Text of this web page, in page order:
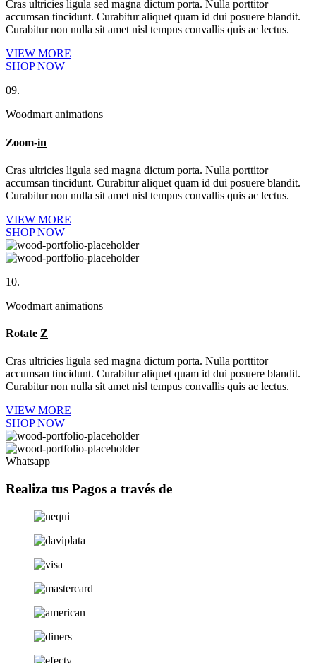
Cras ultricies ligula sed magna dictum porta. Nulla porttitor
accumsan tincidunt. Curabitur aliquet quam id dui posuere blandit.
Curabitur non nulla sit amet nisl tempus convallis quis ac lectus.
VIEW MORE
SHOP NOW
09.
Woodmart animations
Zoom-in
Cras ultricies ligula sed magna dictum porta. Nulla porttitor
accumsan tincidunt. Curabitur aliquet quam id dui posuere blandit.
Curabitur non nulla sit amet nisl tempus convallis quis ac lectus.
VIEW MORE
SHOP NOW
10.
Woodmart animations
Rotate Z
Cras ultricies ligula sed magna dictum porta. Nulla porttitor
accumsan tincidunt. Curabitur aliquet quam id dui posuere blandit.
Curabitur non nulla sit amet nisl tempus convallis quis ac lectus.
VIEW MORE
SHOP NOW
Whatsapp
Realiza tus Pagos a través de